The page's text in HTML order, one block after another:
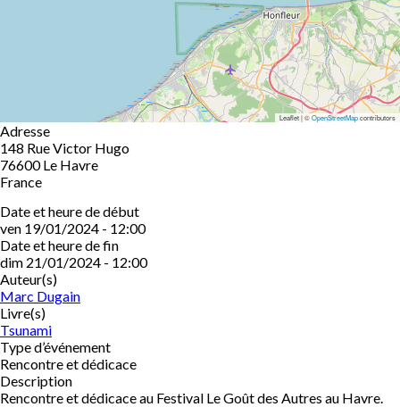
Leaflet | ©OpenStreetMapcontributors
Adresse
148 Rue Victor Hugo
76600 Le Havre
France
Date et heure de début
ven 19/01/2024 - 12:00
Date et heure de fin
dim 21/01/2024 - 12:00
Auteur(s)
Marc Dugain
Livre(s)
Tsunami
Type d’événement
Rencontre et dédicace
Description
Rencontre et dédicace au Festival Le Goût des Autres au Havre.